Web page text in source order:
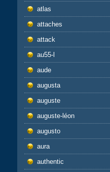
atlas
attaches
attack
au55-l
aude
augusta
auguste
auguste-léon
augusto
aura
authentic